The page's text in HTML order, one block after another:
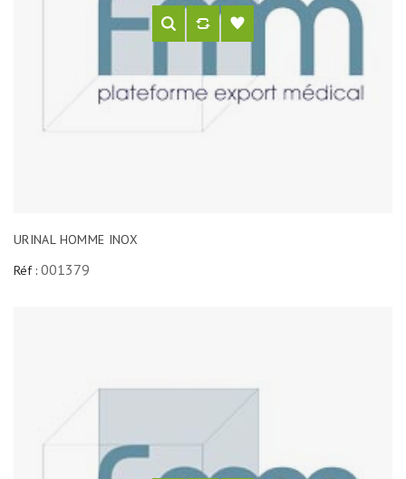
URINAL HOMME INOX
Réf : 001379